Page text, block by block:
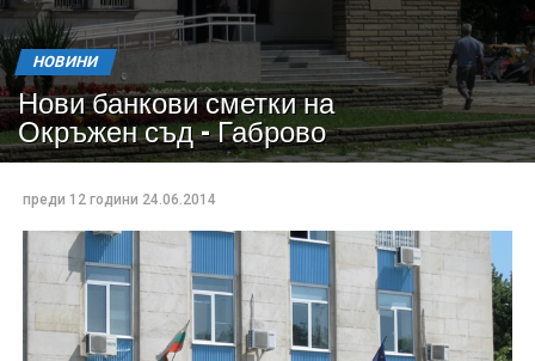
НОВИНИ
Нови банкови сметки на
Окръжен съд – Габрово
преди 12 години 24.06.2014